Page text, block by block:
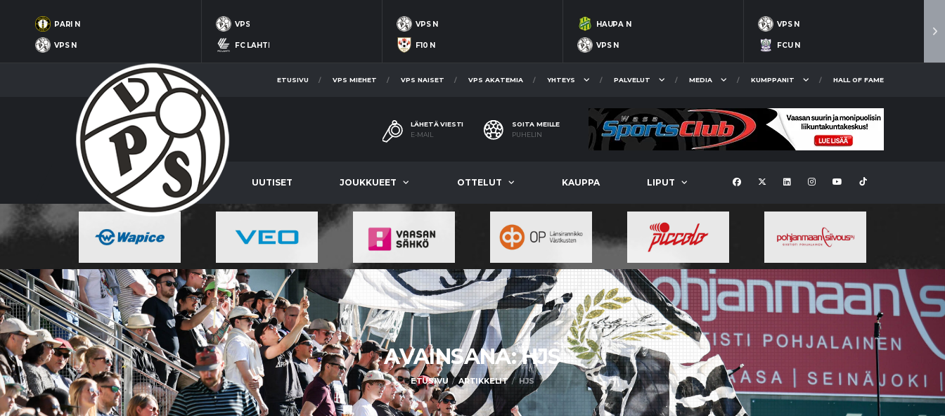
PARI N
VPS N
VPS
FC LAHTI
VPS N
F10 N
HAUPA N
VPS N
VPS N
FCU N
ETUSIVU VPS MIEHET VPS NAISET VPS AKATEMIA YHTEYS PALVELUT MEDIA KUMPPANIT HALL OF FAME
LÄHETÄ VIESTI
E-MAIL
SOITA MEILLE
PUHELIN
UUTISET JOUKKUEET OTTELUT KAUPPA LIPUT
AVAINSANA:HJS
ETUSIVU ARTIKKELIT HJS